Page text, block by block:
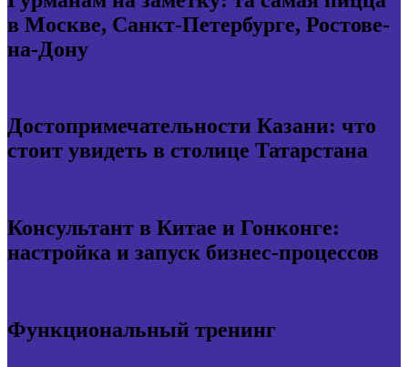
в Москве, Санкт-Петербурге, Ростове-
на-Дону
Достопримечательности Казани: что
стоит увидеть в столице Татарстана
Консультант в Китае и Гонконге:
настройка и запуск бизнес-процессов
Функциональный тренинг